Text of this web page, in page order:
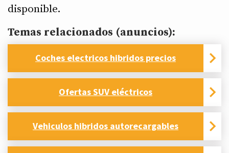
disponible.
Temas relacionados (anuncios):
Coches electricos hibridos precios
Ofertas SUV eléctricos
Vehiculos hibridos autorecargables